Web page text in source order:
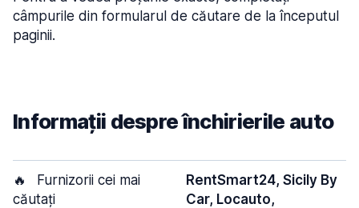
câmpurile din formularul de căutare de la începutul
paginii.
Informații despre închirierile auto
🔥
Furnizorii cei mai
căutați
RentSmart24, Sicily By
Car, Locauto,